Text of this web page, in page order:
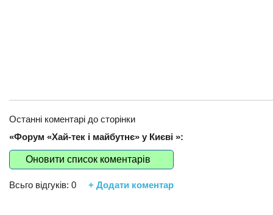
Останні коментарі до сторінки
«Форум «Хай-тек і майбутнє» у Києві »:
Оновити список коментарів
Всьго відгуків: 0 + Додати коментар